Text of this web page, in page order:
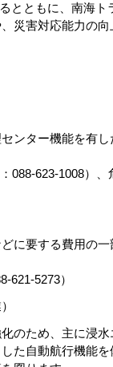
とともに、南海ト
災害対応能力の
ンター機能を有
088-623-1008）、
に要する費用の一
621-5273）
のため、主に浸
た自動航行機能